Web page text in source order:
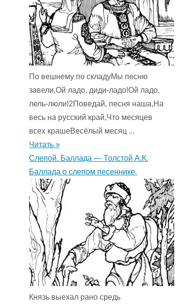
По вешнему по складуМы песню
завели,Ой ладо, диди-ладо!Ой ладо,
лель-люли!2Поведай, песня наша,На
весь на русский край,Что месяцев
всех крашеВесёлый месяц ...
Читать »
Слепой. Баллада — Толстой А.К.
Баллада о слепом песеннике.
Князь выехал рано средь